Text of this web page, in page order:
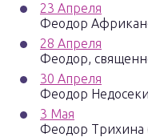
23 Апреля
Феодор
28 Апреля
Феодор,
30 Апреля
Феодор
3 Мая
Феодор Трихина